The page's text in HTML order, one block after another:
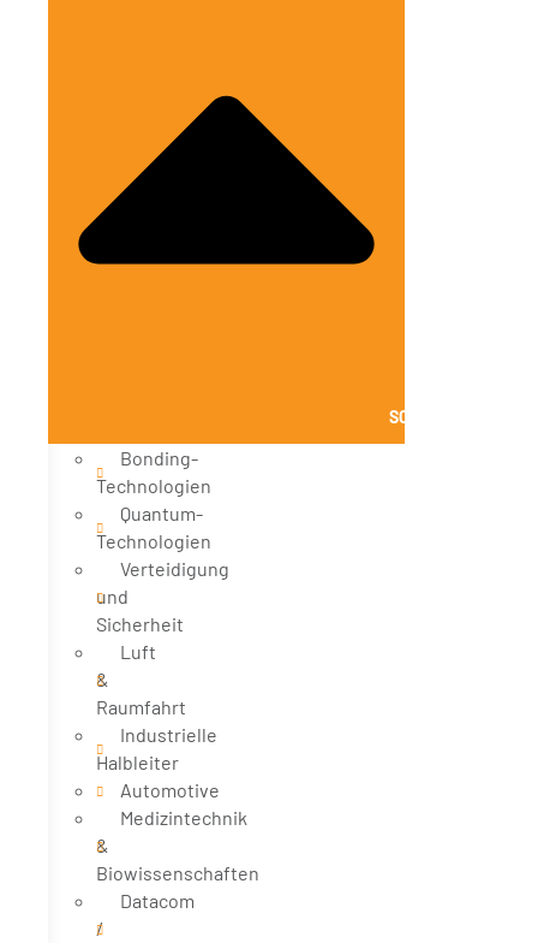
SCHLIESSE
Bonding-
Technologien
Quantum-
Technologien
Verteidigung
und
Sicherheit
Luft
&
Raumfahrt
Industrielle
Halbleiter
Automotive
Medizintechnik
&
Biowissenschaften
Datacom
/